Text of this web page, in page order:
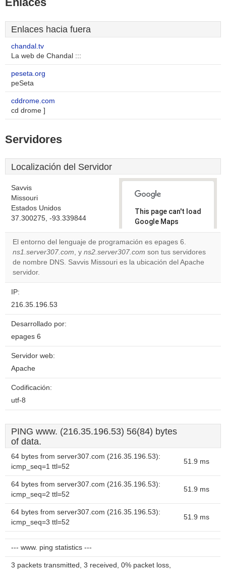
Enlaces hacia fuera
chandal.tv
La web de Chandal :::
peseta.org
peSeta
cddrome.com
cd drome ]
Servidores
Localización del Servidor
Savvis
Missouri
Estados Unidos
37.300275, -93.339844
This page can't load
Google Maps
correctly.
Do you
own this
OK
El entorno del lenguaje de programación es epages 6.
ns1.server307.com, y ns2.server307.com son tus servidores
de nombre DNS. Savvis Missouri es la ubicación del Apache
servidor.
IP:
216.35.196.53
Desarrollado por:
epages 6
Servidor web:
Apache
Codificación:
utf-8
PING www. (216.35.196.53) 56(84) bytes
of data.
64 bytes from server307.com (216.35.196.53):
icmp_seq=1 ttl=52
51.9 ms
64 bytes from server307.com (216.35.196.53):
icmp_seq=2 ttl=52
51.9 ms
64 bytes from server307.com (216.35.196.53):
icmp_seq=3 ttl=52
51.9 ms
--- www. ping statistics ---
3 packets transmitted, 3 received, 0% packet loss,